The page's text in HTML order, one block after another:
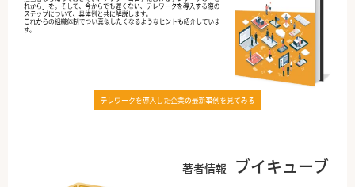
著者情報 ブイキューブ